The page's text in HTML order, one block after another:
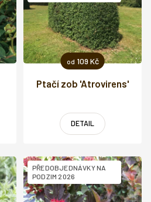
od 109 Kč
Ptačí zob 'Atrovirens'
DETAIL
PŘEDOBJEDNÁVKY NA
PODZIM 2026